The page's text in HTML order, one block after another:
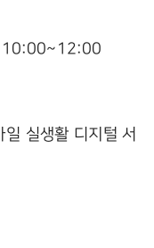
10:00~12:00
실생활 디지털 서